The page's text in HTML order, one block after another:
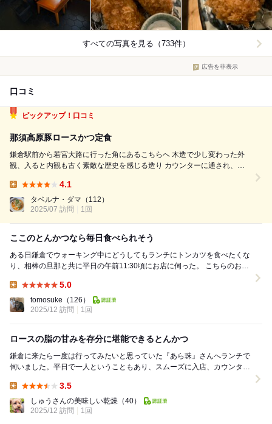
すべての写真を見る（733件）
広告を非表示
口コミ
ピックアップ！口コミ
那須高原豚ロースかつ定食
鎌倉駅前から若宮大路に行った角にあるこちらへ 木造で少し変わった外
観、入ると内観も古く素敵な歴史を感じる造り カウンターに通され、メ
われる那須高原豚ロースかつ定食110g(1496円)を注文した 少しすると、
キャベ...
4.1
タベルナ・ダマ （112）
2025/07 訪問
1回
ここのとんかつなら毎日食べられそう
ある日鎌倉でウォーキング中にどうしてもランチにトンカツを食べたくな
り、相棒の旦那と共に平日の午前11:30頃にお店に伺った。 こちらのお店
5.0
tomosuke （126）
2025/12 訪問
1回
ロースの脂の甘みを存分に堪能できるとんかつ
鎌倉に来たら一度は行ってみたいと思っていた『あら珠』さんへランチで
伺いました。平日で一人ということもあり、スムーズに入店、カウンター
3.5
しゅうさんの美味しい乾燥 （40）
2025/12 訪問
1回